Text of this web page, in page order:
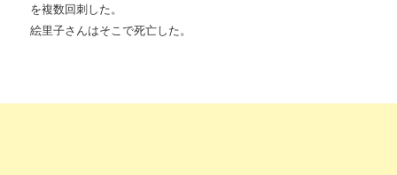
を複数回刺した。
絵里子さんはそこで死亡した。